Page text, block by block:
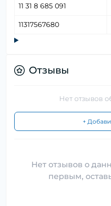
11 31 8 685 091
11317567680
Отзывы
Нет отзывов
+
Нет отзывов о
первым,